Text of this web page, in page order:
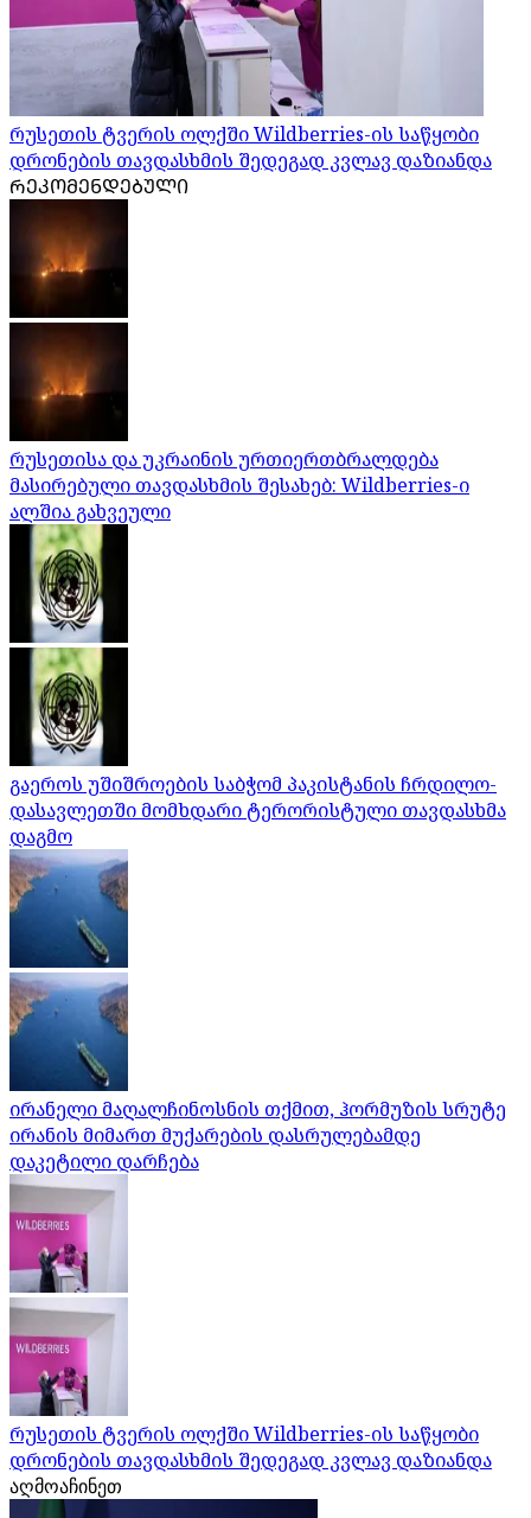
რუსეთის ტვერის ოლქში Wildberries-ის საწყობი
დრონების თავდასხმის შედეგად კვლავ დაზიანდა
ᲠᲔᲙᲝᲛᲔᲜᲓᲔᲑᲣᲚᲘ
რუსეთისა და უკრაინის ურთიერთბრალდება
მასირებული თავდასხმის შესახებ: Wildberries-ი
ალშია გახვეული
გაეროს უშიშროების საბჭომ პაკისტანის ჩრდილო-
დასავლეთში მომხდარი ტერორისტული თავდასხმა
დაგმო
ირანელი მაღალჩინოსნის თქმით, ჰორმუზის სრუტე
ირანის მიმართ მუქარების დასრულებამდე
დაკეტილი დარჩება
რუსეთის ტვერის ოლქში Wildberries-ის საწყობი
დრონების თავდასხმის შედეგად კვლავ დაზიანდა
აღმოაჩინეთ